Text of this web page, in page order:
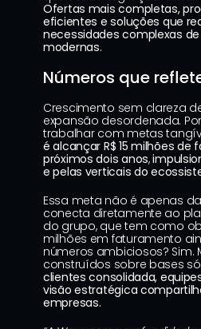
Ofertas mais completas,
eficientes e soluções que
necessidades complexas
modernas.
Números que
Crescimento sem clareza
expansão desordenada.
trabalhar com metas
é alcançar R$ 15 milhões
próximos dois anos,
e pelas verticais do
Essa meta não é apenas
conecta diretamente ao
do grupo, que tem como
milhões em faturamento
números ambiciosos? Sim.
construídos sobre bases
clientes consolidada,
visão estratégica
empresas.